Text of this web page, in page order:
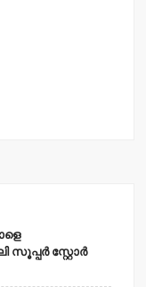
സൂപ്പര്‍ സ്റ്റോര്‍